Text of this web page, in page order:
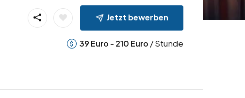
Jetzt bewerben
39 Euro - 210 Euro / Stunde